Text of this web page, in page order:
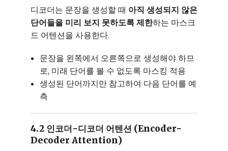
디코더는 문장을 생성할 때 아직 생성되지 않은
단어들을 미리 보지 못하도록 제한하는 마스크
드 어텐션을 사용한다.
문장을 왼쪽에서 오른쪽으로 생성해야 하므
로, 미래 단어를 볼 수 없도록 마스킹 적용
생성된 단어까지만 참고하여 다음 단어를 예
측
4.2 인코더-디코더 어텐션 (Encoder-
Decoder Attention)